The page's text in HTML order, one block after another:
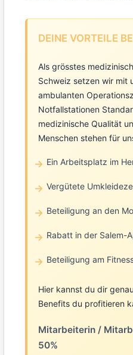
DEINE VORTEILE
Als grösstes
Schweiz setzen wir mit
ambulanten
Notfallstationen
medizinische Qualität
Menschen stehen für
Ein Arbeitsplatz im
Vergütete
Beteiligung an den
Rabatt in der Salem-
Beteiligung am
Hier kannst du dir
Benefits du profitieren
Mitarbeiterin /
50%